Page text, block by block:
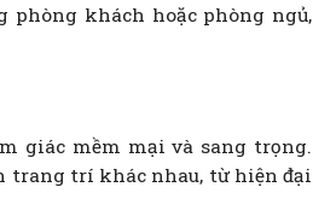
phòng khách hoặc phòng ngủ,
giác mềm mại và sang trọng.
trang trí khác nhau, từ hiện đại